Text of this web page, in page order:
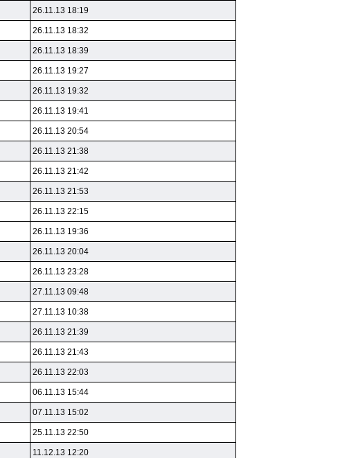
26.11.13 18:19
26.11.13 18:32
26.11.13 18:39
26.11.13 19:27
26.11.13 19:32
26.11.13 19:41
26.11.13 20:54
26.11.13 21:38
26.11.13 21:42
26.11.13 21:53
26.11.13 22:15
26.11.13 19:36
26.11.13 20:04
26.11.13 23:28
27.11.13 09:48
27.11.13 10:38
26.11.13 21:39
26.11.13 21:43
26.11.13 22:03
06.11.13 15:44
07.11.13 15:02
25.11.13 22:50
11.12.13 12:20